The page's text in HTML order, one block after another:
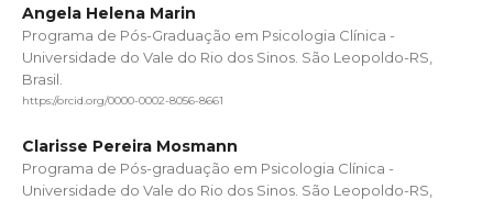
Angela Helena Marin
Programa de Pós-Graduação em Psicologia Clínica -
Universidade do Vale do Rio dos Sinos. São Leopoldo-RS,
Brasil.
https://orcid.org/0000-0002-8056-8661
Clarisse Pereira Mosmann
Programa de Pós-graduação em Psicologia Clínica -
Universidade do Vale do Rio dos Sinos. São Leopoldo-RS,